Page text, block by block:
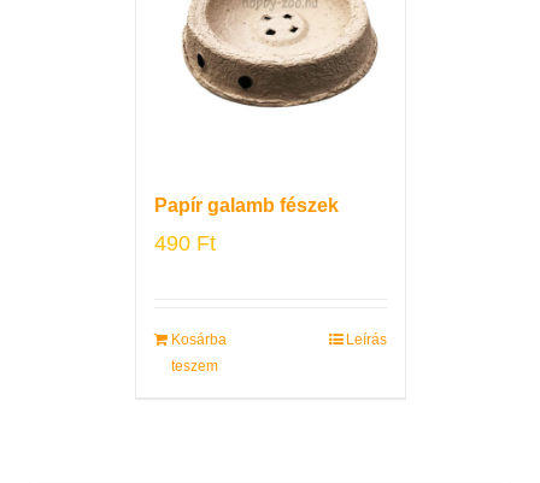
Papír galamb fészek
490 Ft
Kosárba
teszem
Leírás